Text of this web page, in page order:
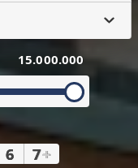
15.000.000
6 7+